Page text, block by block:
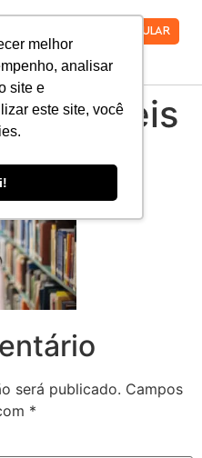
melhor
analisar
site e
este site, você
VESTIBULAR
será publicado. Campos
*